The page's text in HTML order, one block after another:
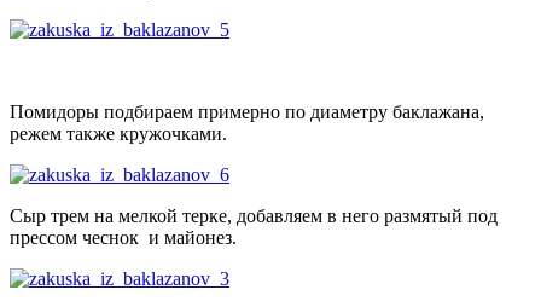
Помидоры подбираем примерно по диаметру баклажана,
режем также кружочками.
Сыр трем на мелкой терке, добавляем в него размятый под
прессом чеснок и майонез.